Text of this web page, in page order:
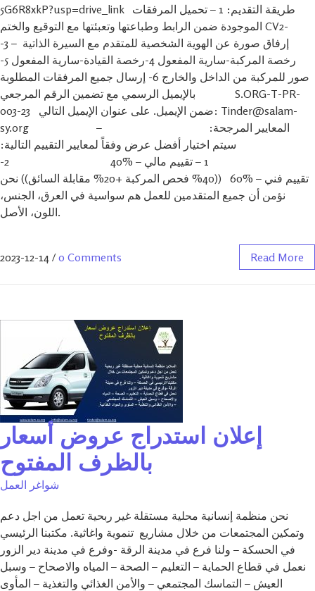
5G6R8xkP?usp=drive_link طريقة التقديم: 1 – تحميل المرفقات
الموجودة ضمن الرابط وطباعتها وتعبئتها مع التوقيع والختم CV2-
إرفاق صورة عن الهوية الشخصية للمتقدم مع السيرة الذاتية – 3-
رخصة المركبة-سارية المفعول 4-رخصة القيادة-سارية المفعول 5-
صور للمركبة من الداخل والخارج 6- إرسال جميع المرفقات المطلوبة
بالإيميل الرسمي مع تضمين الرقم المرجعي S.ORG-T-PR-
003-23 ضمن الإيميل. على عنوان الإيميل التالي: Tinder@salam-
sy.org المعايير المرجحة: –
سيتم اختيار أفضل عرض وفقاً لمعايير التقييم التالية:
1 – تقييم مالي – %40 2-
تقييم فني – %60 ((40% فحص المركبة +20% مقابلة السائق)) نحن
نؤمن أن جميع المتقدمين للعمل هم سواسية في العرق، الجنس،
اللون، الأصل.
2023-12-14 / 0 Comments Read More
إعلان استدراج عروض أسعار
بالظرف المفتوح
شواغر العمل
نحن منظمة إنسانية محلية مستقلة غير ربحية تعمل من اجل دعم
وتمكين المجتمعات من خلال مشاريع تنموية واغاثية. مكتبنا الرئيسي
في الحسكة – ولنا فرع في مدينة الرقة -وفرع في مدينة دير الزور
نعمل في قطاع الحماية – التعليم – الصحة – المياه والاصحاح – وسبل
العيش – التماسك المجتمعي – والأمن الغذائي والتغذية – المأوى